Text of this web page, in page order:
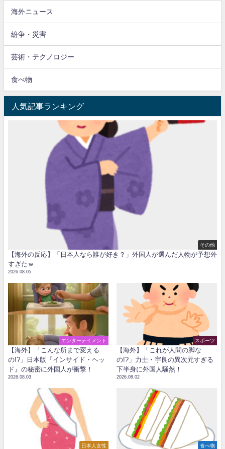
海外ニュース
紛争・災害
芸術・テクノロジー
食べ物
人気記事ランキング
その他
【海外の反応】「日本人なら誰が好き？」外国人が選んだ人物が予想外
すぎたｗ
2026.08.05
エンターテイメント
【海外】「こんな所まで変える
の!?」日本版『インサイド・ヘッ
ド』の秘密に外国人が衝撃！
2026.08.03
スポーツ
【海外】「これが人間の脚な
の!?」力士・宇良の異次元すぎる
下半身に外国人騒然！
2026.08.02
日本人女性 食べ物